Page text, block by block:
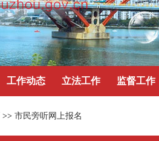
工作动态 立法工作 监督工作
>> 市民旁听网上报名